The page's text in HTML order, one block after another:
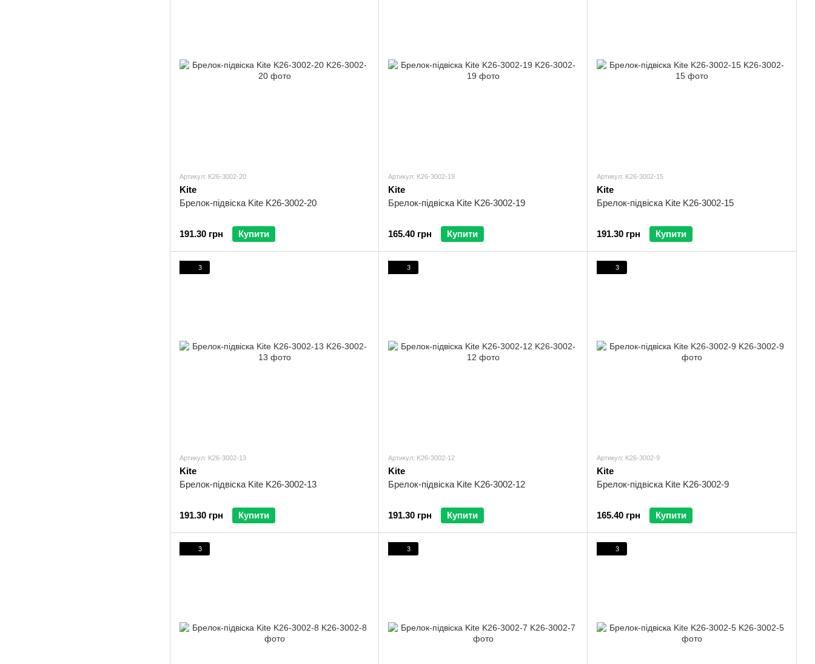
Артикул: K26-3002-20
Kite
Брелок-підвіска Kite K26-3002-20
191.30 грн Купити
Артикул: K26-3002-19
Kite
Брелок-підвіска Kite K26-3002-19
165.40 грн Купити
Артикул: K26-3002-15
Kite
Брелок-підвіска Kite K26-3002-15
191.30 грн Купити
3
Артикул: K26-3002-13
Kite
Брелок-підвіска Kite K26-3002-13
191.30 грн Купити
3
Артикул: K26-3002-12
Kite
Брелок-підвіска Kite K26-3002-12
191.30 грн Купити
3
Артикул: K26-3002-9
Kite
Брелок-підвіска Kite K26-3002-9
165.40 грн Купити
3 3 3